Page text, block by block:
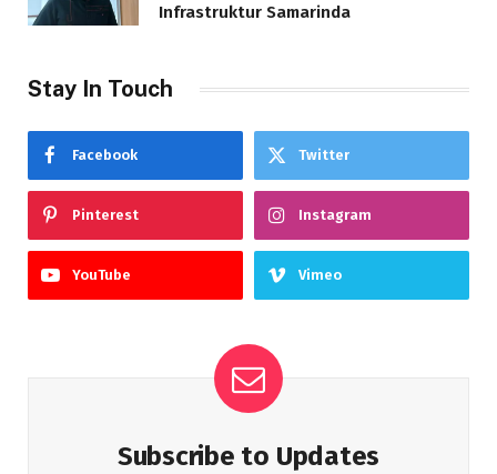
Infrastruktur Samarinda
Stay In Touch
Facebook Twitter
Pinterest Instagram
YouTube Vimeo
Subscribe to Updates